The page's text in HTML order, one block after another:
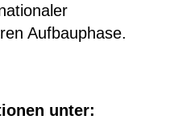
Aufbauphase.
unter: